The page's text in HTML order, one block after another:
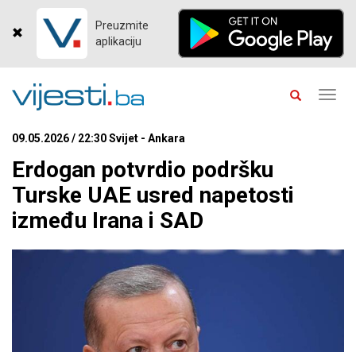
Preuzmite
aplikaciju
09.05.2026 / 22:30 Svijet - Ankara
Erdogan potvrdio podršku
Turske UAE usred napetosti
između Irana i SAD